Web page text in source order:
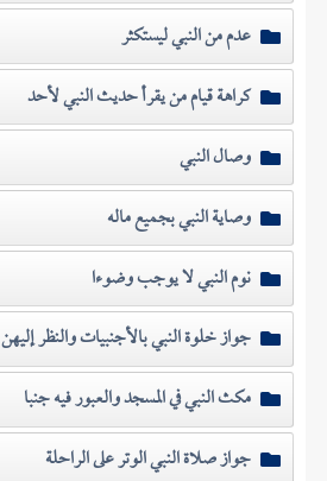
عدم من النبي ليستكثر
كراهة قيام من يقرأ حديث النبي لأحد
وصال النبي
وصاية النبي بجميع ماله
نوم النبي لا يوجب وضوءا
جواز خلوة النبي بالأجنبيات والنظر إليهن
مكث النبي في المسجد والعبور فيه جنبا
جواز صلاة النبي الوتر على الراحلة